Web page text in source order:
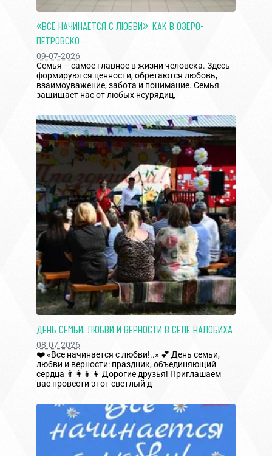
«ВСЁ НАЧИНАЕТСЯ С ЛЮБВИ»: КАК В ОЗЕРО-
ПЕТРОВСКО...
09-07-2026
Семья – самое главное в жизни человека. Здесь
формируются ценности, обретаются любовь,
взаимоуважение, забота и понимание. Семья
защищает нас от любых неурядиц,
ДЕНЬ СЕМЬИ, ЛЮБВИ И ВЕРНОСТИ В СЕЛЕ НАЛОБИХА
08-07-2026
❤️ «Все начинается с любви!..» 💕 День семьи,
любви и верности: праздник, объединяющий
сердца 👨‍👩‍👧‍👦 Дорогие друзья! Приглашаем
вас провести этот светлый д